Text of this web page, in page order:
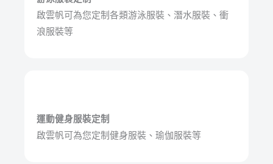
啟雲帆可為您定制各類游泳服裝、潛水服裝、衝
浪服裝等
運動健身服裝定制
啟雲帆可為您定制健身服裝、瑜伽服裝等